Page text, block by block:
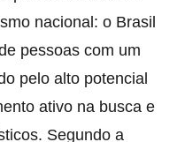
nacional: o Brasil
pessoas com um
pelo alto potencial
ativo na busca e
Segundo a